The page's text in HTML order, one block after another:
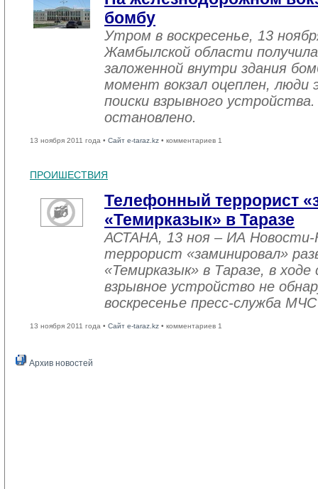
бомбу
Утром в воскресенье, 13
Жамбылской области
заложенной внутри здания
момент вокзал оцеплен, люди
поиски взрывного
остановлено.
13 ноября 2011 года • Сайт e-taraz.kz • комментариев 1
ПРОИШЕСТВИЯ
Телефонный террорист
«Темирказык» в Таразе
АСТАНА, 13 ноя – ИА
террорист «заминировал»
«Темирказык» в Таразе, в
взрывное устройство не
воскресенье пресс-служба
13 ноября 2011 года • Сайт e-taraz.kz • комментариев 1
Архив новостей